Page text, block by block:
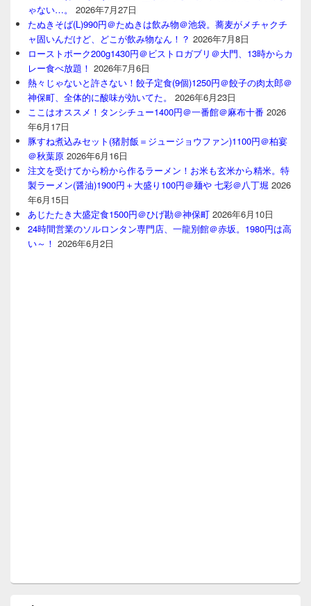
ゃない…。
2026年7月27日
たぬきそば(L)990円＠たぬきは飲み物＠池袋。蕎麦がメチャクチ
ャ固いんだけど、どこが飲み物なん！？ 2026年7月8日
ローストポーク200g1430円＠ビストロガブリ＠大門、13時からカ
レー食べ放題！ 2026年7月6日
熱々じゃないと許さない！餃子定食(9個)1250円＠餃子の肉太郎＠
神保町、全体的に酸味が効いてた。
2026年6月23日
ここはオススメ！タンシチュー1400円＠一番館＠麻布十番 2026
年6月17日
豚すね煮込みセット(猪肘飯＝ジュージョウファン)1100円＠柏宴
＠秋葉原 2026年6月16日
注文を受けてから粉から作るラーメン！お米も玄米から精米。特
製ラーメン(醤油)1900円＋大盛り100円＠麺や 七彩＠八丁堀 2026
年6月15日
あじたたき大盛定食1500円＠ひげ勘＠神保町 2026年6月10日
24時間営業のソルロンタン専門店、一龍別館＠赤坂。1980円は高
い～！ 2026年6月2日